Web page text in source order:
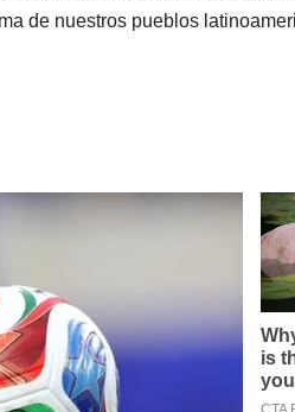
de nuestros pueblos